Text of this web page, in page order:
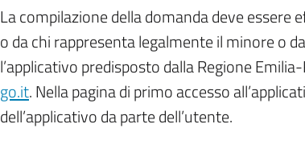
La compilazione della domanda deve
o da chi rappresenta legalmente il minore o
l’applicativo predisposto dalla Regione
go.it. Nella pagina di primo accesso
dell’applicativo da parte dell’utente.